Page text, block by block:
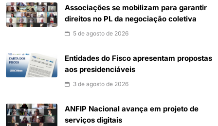
Associações se mobilizam para garantir
direitos no PL da negociação coletiva
5 de agosto de 2026
Entidades do Fisco apresentam propostas
aos presidenciáveis
3 de agosto de 2026
ANFIP Nacional avança em projeto de
serviços digitais